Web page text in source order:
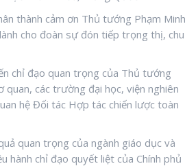
thành cảm ơn Thủ tướng Phạm Minh
cho đoàn sự đón tiếp trọng thị, chu
chỉ đạo quan trọng của Thủ tướng
quan, các trường đại học, viện nghiên
hệ Đối tác Hợp tác chiến lược toàn
quan trọng của ngành giáo dục và
hành chỉ đạo quyết liệt của Chính phủ